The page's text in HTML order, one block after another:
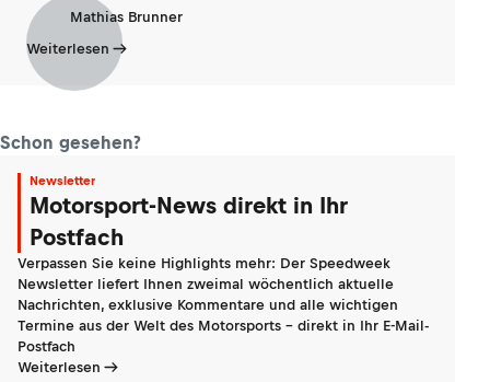
Mathias Brunner
Weiterlesen
Schon gesehen?
Newsletter
Motorsport-News direkt in Ihr
Postfach
Verpassen Sie keine Highlights mehr: Der Speedweek
Newsletter liefert Ihnen zweimal wöchentlich aktuelle
Nachrichten, exklusive Kommentare und alle wichtigen
Termine aus der Welt des Motorsports - direkt in Ihr E-Mail-
Postfach
Weiterlesen